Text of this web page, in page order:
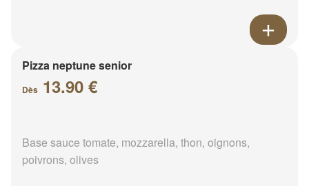
Pizza neptune senior
Dès 13.90 €
Base sauce tomate, mozzarella, thon, oignons,
poivrons, olives